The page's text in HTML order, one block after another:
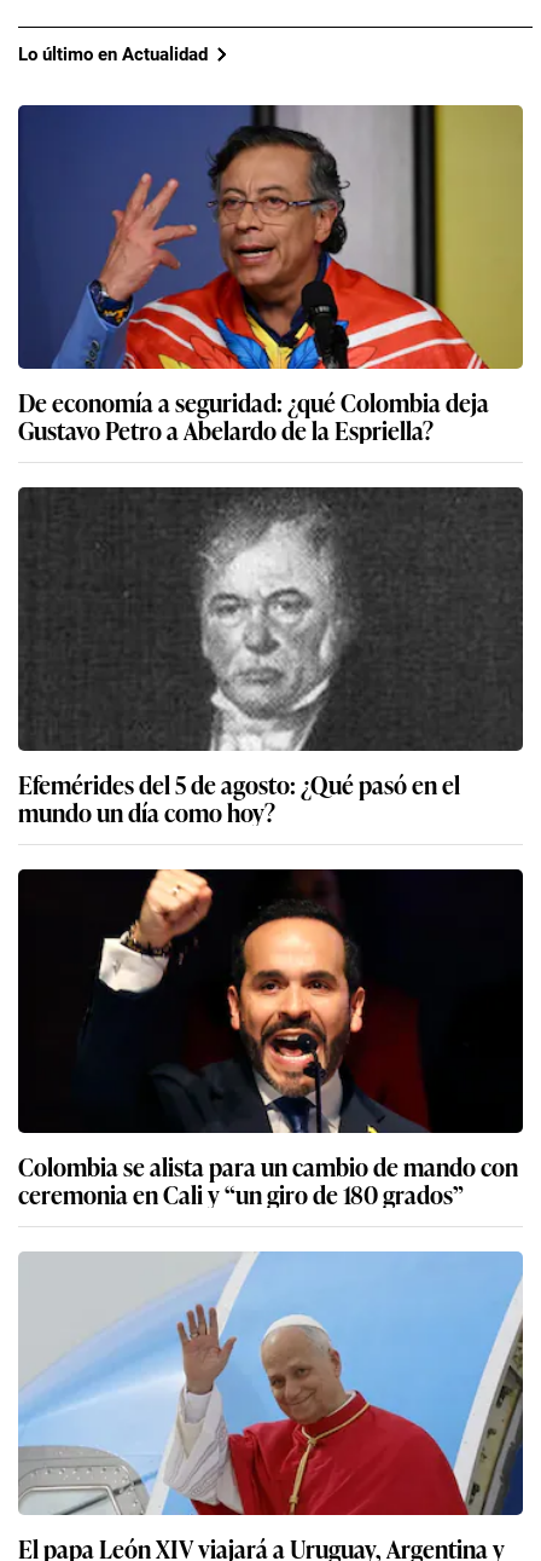
Lo último en Actualidad
De economía a seguridad: ¿qué Colombia deja
Gustavo Petro a Abelardo de la Espriella?
Efemérides del 5 de agosto: ¿Qué pasó en el
mundo un día como hoy?
Colombia se alista para un cambio de mando con
ceremonia en Cali y “un giro de 180 grados”
El papa León XIV viajará a Uruguay, Argentina y